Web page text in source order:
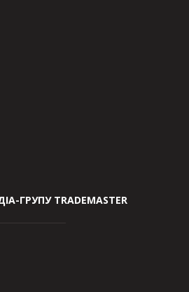
ГРУПУ TRADEMASTER